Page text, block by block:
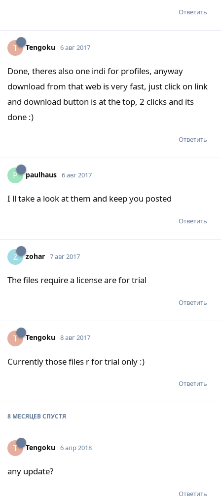
Ответить
T Tengoku 6 авг 2017
Done, theres also one indi for profiles, anyway
download from that web is very fast, just click on link
and download button is at the top, 2 clicks and its
done :)
Ответить
P paulhaus 6 авг 2017
I ll take a look at them and keep you posted
Ответить
Z zohar 7 авг 2017
The files require a license are for trial
Ответить
T Tengoku 8 авг 2017
Currently those files r for trial only :)
Ответить
8 МЕСЯЦЕВСПУСТЯ
T Tengoku 6 апр 2018
any update?
Ответить